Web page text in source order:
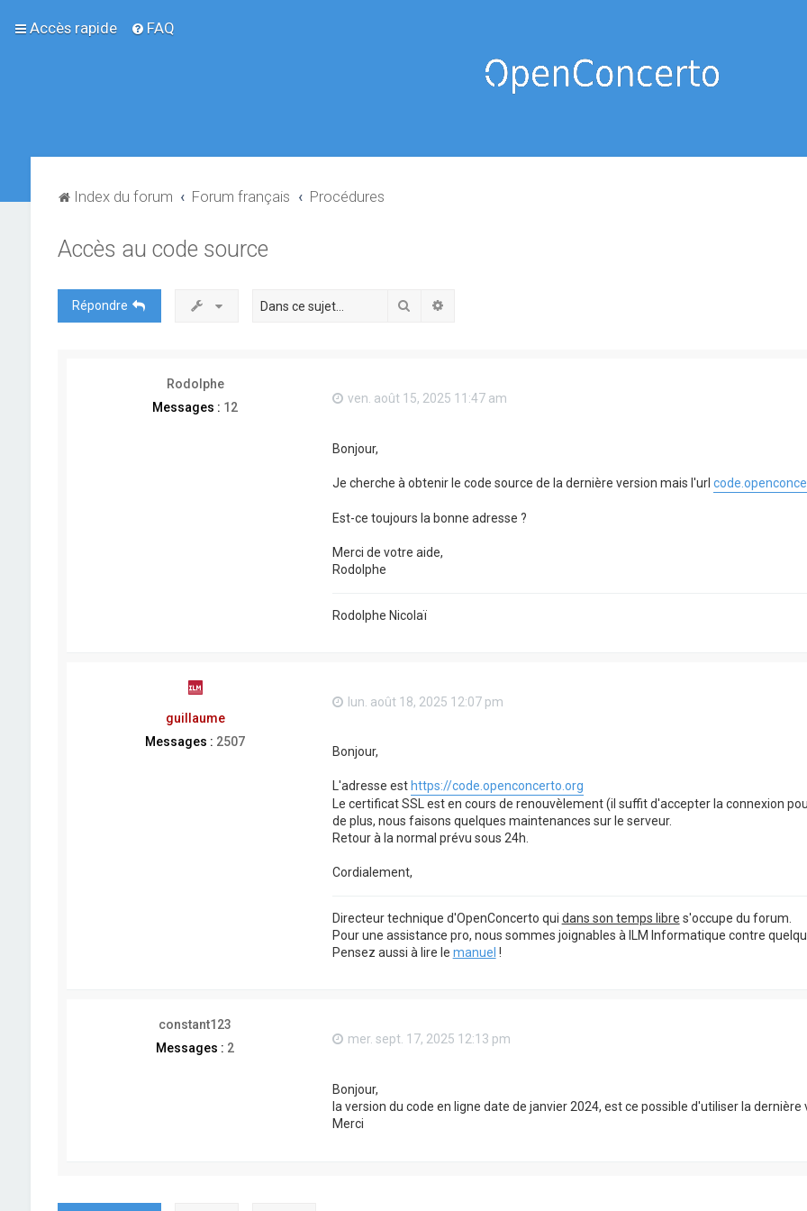
Accès rapide FAQ
Index du forum Forum français Procédures
Accès au code source
Répondre Rechercher
Rodolphe
Messages : 12
ven. août 15, 2025 11:47 am
Bonjour,
Je cherche à obtenir le code source de la dernière version mais l'url
Est-ce toujours la bonne adresse ?
Merci de votre aide,
Rodolphe
Rodolphe Nicolaï
guillaume
Messages : 2507
lun. août 18, 2025 12:07 pm
Bonjour,
L'adresse est https://code.openconcerto.org
Le certificat SSL est en cours de renouvèlement (il suffit d'accepter la connexion
de plus, nous faisons quelques maintenances sur le serveur.
Retour à la normal prévu sous 24h.
Cordialement,
Directeur technique d'OpenConcerto qui dans son temps libre s'occupe du forum.
Pour une assistance pro, nous sommes joignables à ILM Informatique contre
Pensez aussi à lire le manuel !
constant123
Messages : 2
mer. sept. 17, 2025 12:13 pm
Bonjour,
la version du code en ligne date de janvier 2024, est ce possible d'utiliser la dernière
Merci